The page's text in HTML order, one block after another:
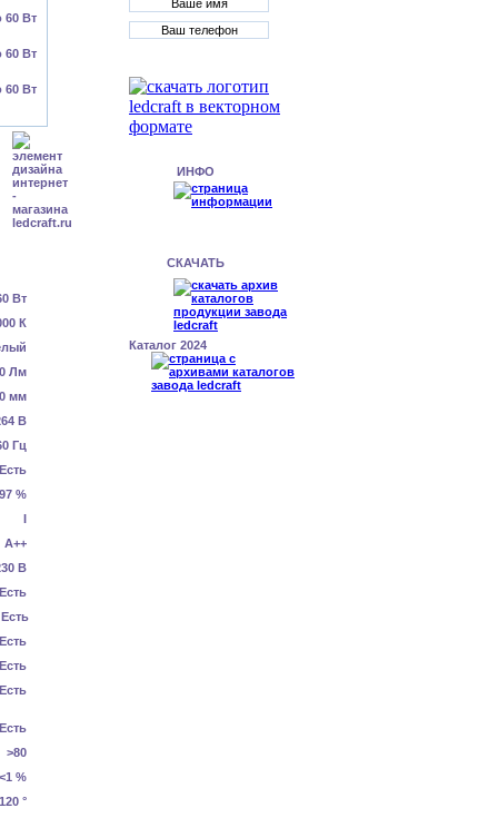
Вт
К
Лм
мм
В
Гц
Есть
%
I
А++
В
Есть
Есть
Есть
Есть
Есть
Есть
>80
<1 %
120 °
ИНФО
СКАЧАТЬ
Каталог 2024